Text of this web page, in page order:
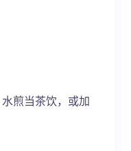
煎当茶饮，或加